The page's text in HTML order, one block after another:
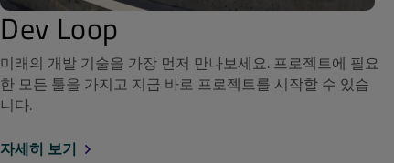
Dev Loop
미래의 개발 기술을 가장 먼저 만나보세요. 프로젝트에 필요
한 모든 툴을 가지고 지금 바로 프로젝트를 시작할 수 있습
니다.
자세히 보기